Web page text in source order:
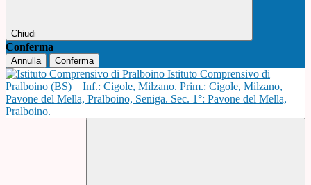
Chiudi
Conferma
Annulla Conferma
Istituto Comprensivo di
Pralboino (BS)
Inf.: Cigole, Milzano. Prim.: Cigole, Milzano,
Pavone del Mella, Pralboino, Seniga. Sec. 1°: Pavone del Mella,
Pralboino.